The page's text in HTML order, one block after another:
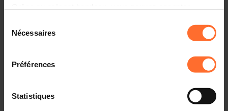
à l’exception des cookies strictement nécessaires au
fonctionnement du site. Une description des différents
cookies est accessible sous l’onglet « Détails » ci-
dessus.
Il est précisé que la navigation sur le site et certaines
fonctionnalités (ex : lecture de vidéos, partage sur les
Nécessaires
Préférences
Statistiques
entrepreneurs au Luxembourg